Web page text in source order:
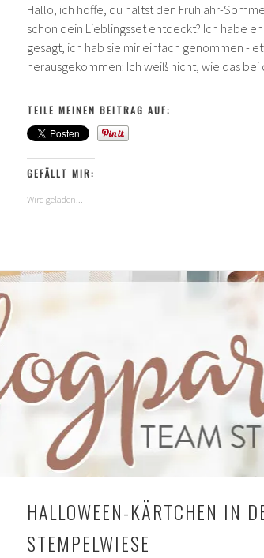
Hallo, ich hoffe, du hältst den Frühjahr-
schon dein Lieblingsset entdeckt? Ich habe
gesagt, ich hab sie mir einfach genommen -
herausgekommen: Ich weiß nicht, wie das bei
TEILE MEINEN BEITRAG AUF:
GEFÄLLT MIR:
Wird geladen...
HALLOWEEN-KÄRTCHEN IN
STEMPELWIESE